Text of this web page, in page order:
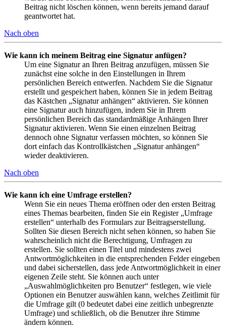
Beitrag nicht löschen können, wenn bereits jemand darauf
geantwortet hat.
Nach oben
Wie kann ich meinem Beitrag eine Signatur anfügen?
Um eine Signatur an Ihren Beitrag anzufügen, müssen Sie
zunächst eine solche in den Einstellungen in Ihrem
persönlichen Bereich entwerfen. Nachdem Sie die Signatur
erstellt und gespeichert haben, können Sie in jedem Beitrag
das Kästchen „Signatur anhängen“ aktivieren. Sie können
eine Signatur auch hinzufügen, indem Sie in Ihrem
persönlichen Bereich das standardmäßige Anhängen Ihrer
Signatur aktivieren. Wenn Sie einen einzelnen Beitrag
dennoch ohne Signatur verfassen möchten, so können Sie
dort einfach das Kontrollkästchen „Signatur anhängen“
wieder deaktivieren.
Nach oben
Wie kann ich eine Umfrage erstellen?
Wenn Sie ein neues Thema eröffnen oder den ersten Beitrag
eines Themas bearbeiten, finden Sie ein Register „Umfrage
erstellen“ unterhalb des Formulars zur Beitragserstellung.
Sollten Sie diesen Bereich nicht sehen können, so haben Sie
wahrscheinlich nicht die Berechtigung, Umfragen zu
erstellen. Sie sollten einen Titel und mindestens zwei
Antwortmöglichkeiten in die entsprechenden Felder eingeben
und dabei sicherstellen, dass jede Antwortmöglichkeit in einer
eigenen Zeile steht. Sie können auch unter
„Auswahlmöglichkeiten pro Benutzer“ festlegen, wie viele
Optionen ein Benutzer auswählen kann, welches Zeitlimit für
die Umfrage gilt (0 bedeutet dabei eine zeitlich unbegrenzte
Umfrage) und schließlich, ob die Benutzer ihre Stimme
ändern können.